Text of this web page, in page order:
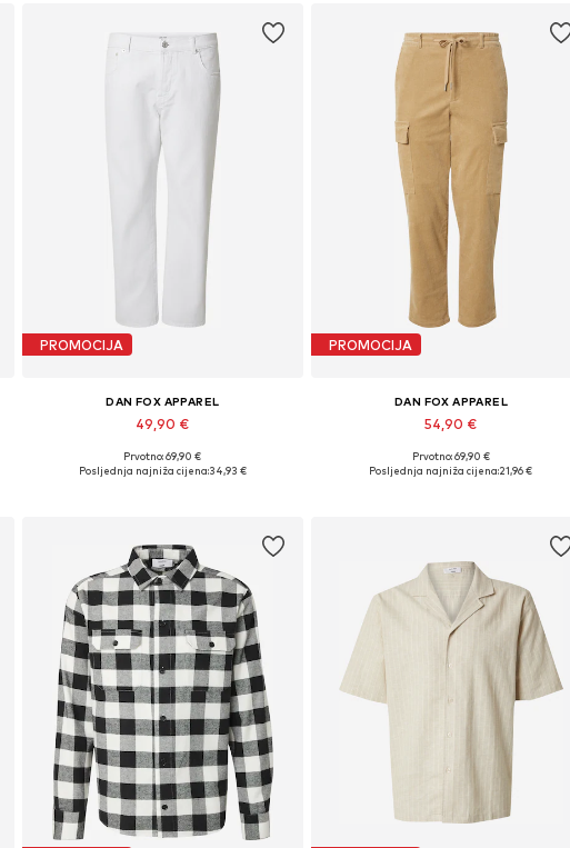
PROMOCIJA
DAN FOX APPAREL
49,90 €
Dostupne veličine: 31, 32, 33, 34, 36
Prvotno: 69,90 €
Posljednja najniža cijena:34,93 €
PROMOCIJA
DAN FOX APPAREL
54,90 €
Dostupne veličine: 33, 34, 35-36
Prvotno: 69,90 €
Posljednja najniža cijena:21,96 €